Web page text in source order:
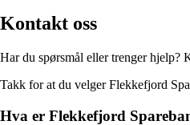
Kontakt oss
Har du spørsmål eller trenger hjelp?
Takk for at du velger Flekkefjord
Hva er Flekkefjord